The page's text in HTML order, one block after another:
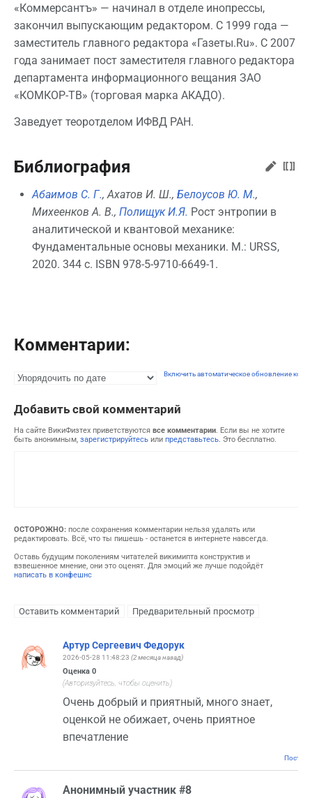
«Коммерсантъ» — начинал в отделе инопрессы,
закончил выпускающим редактором. С 1999 года —
заместитель главного редактора «Газеты.Ru». С 2007
года занимает пост заместителя главного редактора
департамента информационного вещания ЗАО
«КОМКОР-ТВ» (торговая марка АКАДО).
Заведует теоротделом ИФВД РАН.
Библиография
Абаимов С. Г., Ахатов И. Ш., Белоусов Ю. М.,
Михеенков А. В., Полищук И.Я. Рост энтропии в
аналитической и квантовой механике:
Фундаментальные основы механики. М.: URSS,
2020. 344 с. ISBN 978-5-9710-6649-1.
Комментарии:
Включить автоматическое обновление
Добавить свой комментарий
На сайте ВикиФизтех приветствуются все комментарии. Если вы не хотите
быть анонимным, зарегистрируйтесь или представьтесь. Это бесплатно.
ОСТОРОЖНО: после сохранения комментарии нельзя удалять или
редактировать. Всё, что ты пишешь - останется в интернете навсегда.
Оставь будущим поколениям читателей викимипта конструктив и
взвешенное мнение, они это оценят. Для эмоций же лучше подойдёт
написать в конфешнс
Артур Сергеевич Федорук
2026-05-28 11:48:23 (2 месяца назад)
Оценка 0
(Авторизуйтесь, чтобы оценить)
Очень добрый и приятный, много знает,
оценкой не обижает, очень приятное
впечатление
Анонимный участник #8